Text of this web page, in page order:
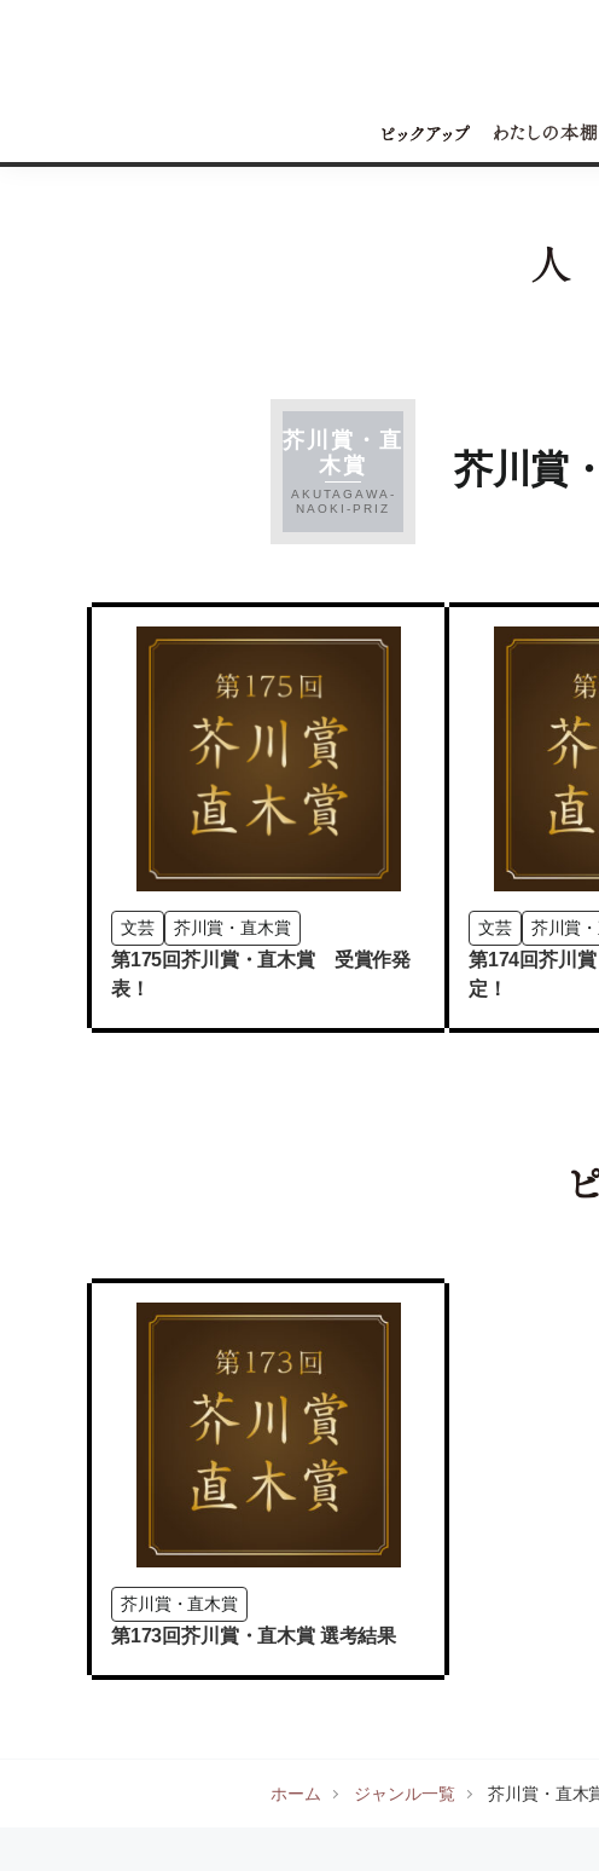
芥川賞・直
木賞
AKUTAGAWA-
NAOKI-PRIZ
芥川賞
文芸 芥川賞・直木賞
第175回芥川賞・直木賞 受賞作発
表！
文芸 芥川賞
第174回芥川
定！
芥川賞・直木賞
第173回芥川賞・直木賞 選考結果
ホーム ジャンル一覧 芥川賞・直木